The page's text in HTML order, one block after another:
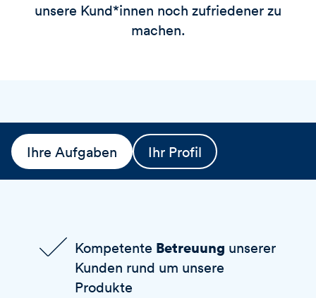
unsere Kund*innen noch zufriedener zu
machen.
Ihre Aufgaben Ihr Profil
Kompetente Betreuung unserer
Kunden rund um unsere
Produkte